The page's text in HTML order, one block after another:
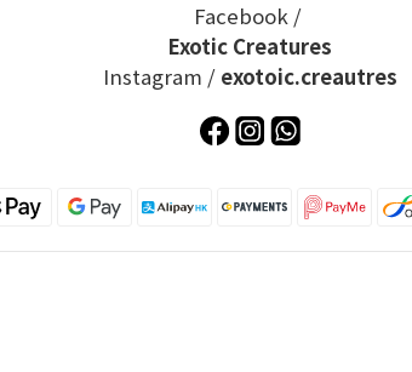
Facebook /
Exotic Creatures
Instagram / exotoic.creautres